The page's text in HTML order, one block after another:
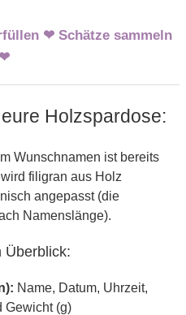
❤ Schätze sammeln
❤
Holzspardose:
Wunschnamen ist bereits
filigran aus Holz
angepasst (die
Namenslänge).
Überblick:
Name, Datum, Uhrzeit,
Gewicht (g)